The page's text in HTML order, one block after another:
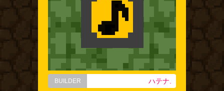
BUILDER ハテナ.